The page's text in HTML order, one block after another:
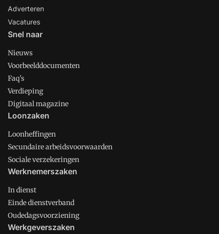
Adverteren
Vacatures
Snel naar
Nieuws
Voorbeelddocumenten
Faq's
Verdieping
Digitaal magazine
Loonzaken
Loonheffingen
Secundaire arbeidsvoorwaarden
Sociale verzekeringen
Werknemerszaken
In dienst
Einde dienstverband
Oudedagsvoorziening
Werkgeverszaken